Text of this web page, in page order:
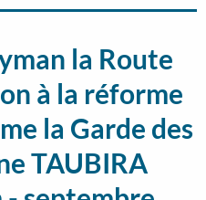
la Route
à la réforme
la Garde des
TAUBIRA